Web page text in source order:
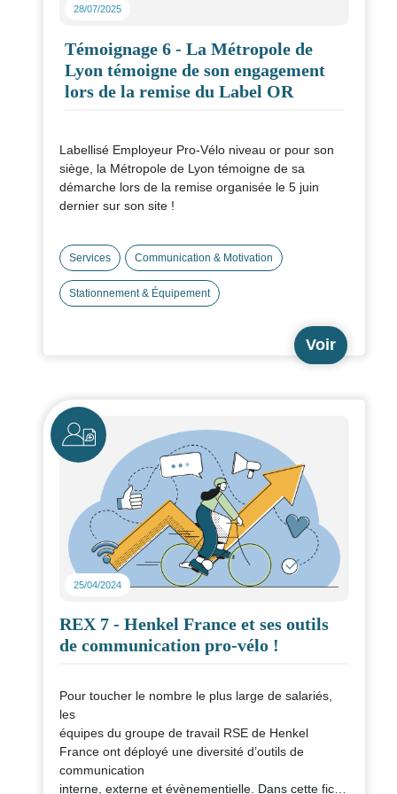
28/07/2025
Témoignage 6 - La Métropole de
Lyon témoigne de son engagement
lors de la remise du Label OR
Labellisé Employeur Pro-Vélo niveau or pour son
siège, la Métropole de Lyon témoigne de sa
démarche lors de la remise organisée le 5 juin
dernier sur son site !
Services Communication & Motivation
Stationnement & Équipement
Voir
Icône
25/04/2024
REX 7 - Henkel France et ses outils
de communication pro-vélo !
Pour toucher le nombre le plus large de salariés,
les
équipes du groupe de travail RSE de Henkel
France ont déployé une diversité d’outils de
communication
interne, externe et évènementielle. Dans cette fiche